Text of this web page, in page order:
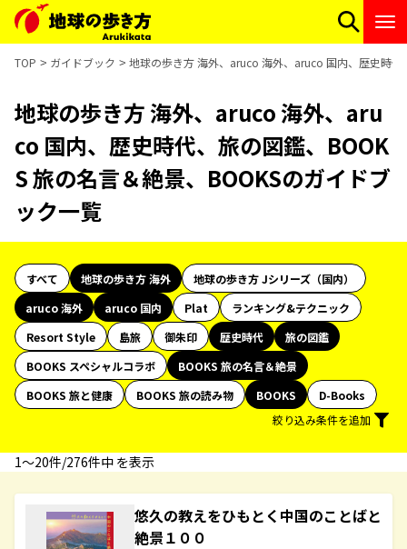
TOP ガイドブック 地球の歩き方 海外、aruco 海外、aruco 国内、歴史時
地球の歩き方 海外、aruco 海外、aru
co 国内、歴史時代、旅の図鑑、BOOK
S 旅の名言＆絶景、BOOKSのガイドブ
ック一覧
すべて 地球の歩き方 海外
地球の歩き方 Jシリーズ（国内）
aruco 海外
aruco 国内 Plat
ランキング&テクニック
Resort Style
島旅 御朱印 歴史時代
旅の図鑑
BOOKS スペシャルコラボ
BOOKS 旅の名言＆絶景
BOOKS 旅と健康
BOOKS 旅の読み物 BOOKS
D-Books
絞り込み条件を追加
1〜20件/276件中 を表示
悠久の教えをひもとく中国のことばと
絶景１００